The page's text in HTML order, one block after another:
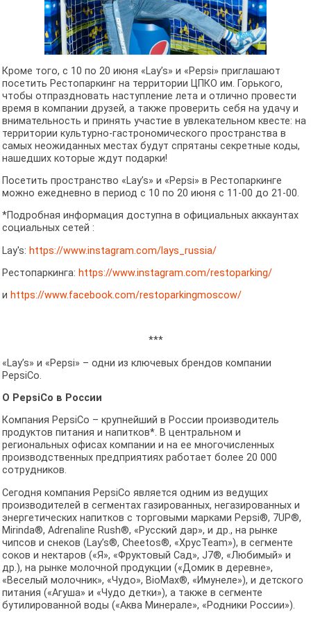
Кроме того, с 10 по 20 июня «Lay’s» и «Pepsi» приглашают
посетить Рестопаркинг на территории ЦПКО им. Горького,
чтобы отпраздновать наступление лета и отлично провести
время в компании друзей, а также проверить себя на удачу и
внимательность и принять участие в увлекательном квесте: на
территории культурно-гастрономического пространства в
самых неожиданных местах будут спрятаны секретные коды,
нашедших которые ждут подарки!
Посетить пространство «Lay’s» и «Pepsi» в Рестопаркинге
можно ежедневно в период с 10 по 20 июня с 11-00 до 21-00.
*Подробная информация доступна в официальных аккаунтах
социальных сетей :
Lay's: https://www.instagram.com/lays_russia/
Рестопаркинга: https://www.instagram.com/restoparking/
и https://www.facebook.com/restoparkingmoscow/
***
«Lay’s» и «Pepsi» – одни из ключевых брендов компании
PepsiCo.
О PepsiCo в России
Компания PepsiCo – крупнейший в России производитель
продуктов питания и напитков*. В центральном и
региональных офисах компании и на ее многочисленных
производственных предприятиях работает более 20 000
сотрудников.
Сегодня компания PepsiCo является одним из ведущих
производителей в сегментах газированных, негазированных и
энергетических напитков с торговыми марками Pepsi®, 7UP®,
Mirinda®, Adrenaline Rush®, «Русский дар», и др., на рынке
чипсов и снеков (Lay’s®, Cheetos®, «ХрусTeam»), в сегменте
соков и нектаров («Я», «Фруктовый Сад», J7®, «Любимый» и
др.), на рынке молочной продукции («Домик в деревне»,
«Веселый молочник», «Чудо», BioMax®, «Имунеле»), и детского
питания («Агуша» и «Чудо детки»), а также в сегменте
бутилированной воды («Аква Минерале», «Родники России»).